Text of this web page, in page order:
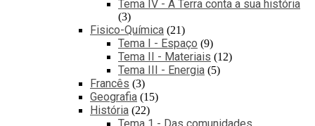
Tema IV - A Terra conta a sua história
3
Fisico-Química 21
Tema I - Espaço 9
Tema II - Materiais 12
Tema III - Energia 5
Francês 3
Geografia 15
História 22